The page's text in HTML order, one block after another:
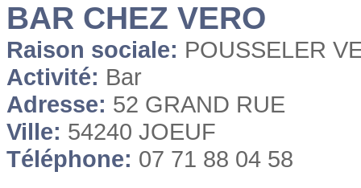
BAR CHEZ VERO
Raison sociale: POUSSELER
Activité: Bar
Adresse: 52 GRAND RUE
Ville: 54240 JOEUF
Téléphone: 07 71 88 04 58